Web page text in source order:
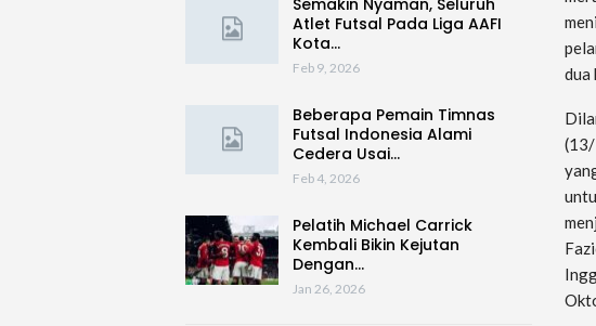
Atlet Futsal Pada Liga AAFI
Kota…
Feb 9, 2026
Beberapa Pemain Timnas
Futsal Indonesia Alami
Cedera Usai…
Feb 4, 2026
Pelatih Michael Carrick
Kembali Bikin Kejutan
Dengan…
Jan 26, 2026
dua
(13/